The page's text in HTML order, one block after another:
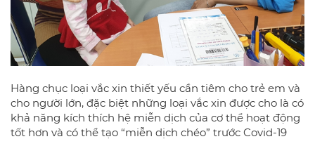
Hàng chục loại vắc xin thiết yếu cần tiêm cho trẻ em và
cho người lớn, đặc biệt những loại vắc xin được cho là có
khả năng kích thích hệ miễn dịch của cơ thể hoạt động
tốt hơn và có thể tạo “miễn dịch chéo” trước Covid-19